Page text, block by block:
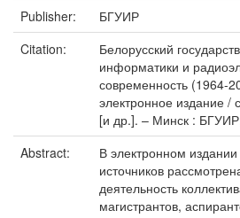
Publisher:
БГУИР
Citation:
Белорусский
информатики и
современность (1964-
электронное издание /
[и др.]. – Минск :
Abstract:
В электронном
источников
деятельность
магистрантов,